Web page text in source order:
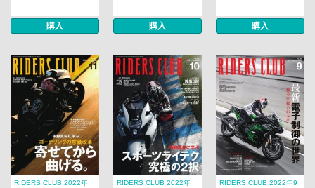
購入 購入 購入
RIDERS CLUB 2022年
RIDERS CLUB 2022年
RIDERS CLUB 2022年9